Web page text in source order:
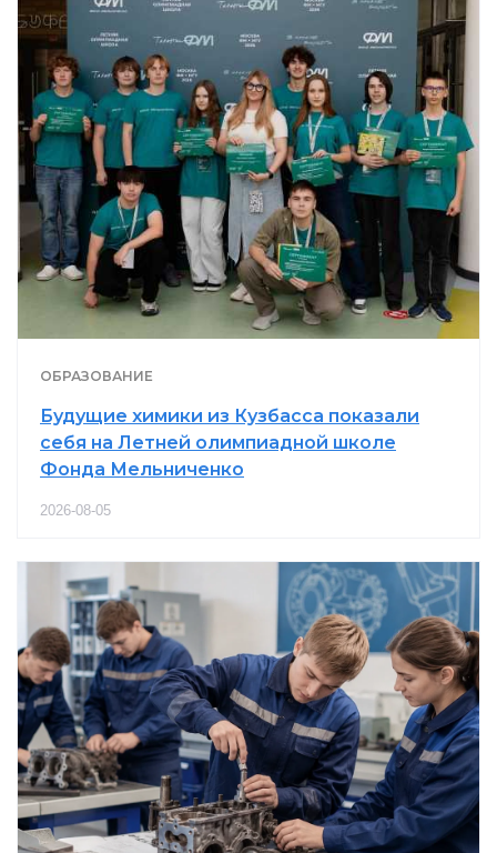
ОБРАЗОВАНИЕ
Будущие химики из Кузбасса показали
себя на Летней олимпиадной школе
Фонда Мельниченко
2026-08-05